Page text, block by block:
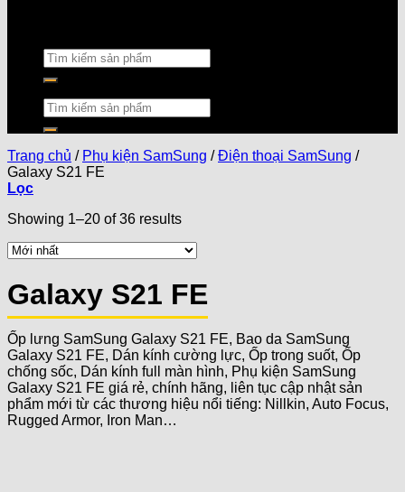
Trang chủ / Phụ kiện SamSung / Điện thoại SamSung /
Galaxy S21 FE
Lọc
Showing 1–20 of 36 results
Galaxy S21 FE
Ốp lưng SamSung Galaxy S21 FE, Bao da SamSung
Galaxy S21 FE, Dán kính cường lực, Ốp trong suốt, Ốp
chống sốc, Dán kính full màn hình, Phụ kiện SamSung
Galaxy S21 FE giá rẻ, chính hãng, liên tục cập nhật sản
phẩm mới từ các thương hiệu nổi tiếng: Nillkin, Auto Focus,
Rugged Armor, Iron Man…